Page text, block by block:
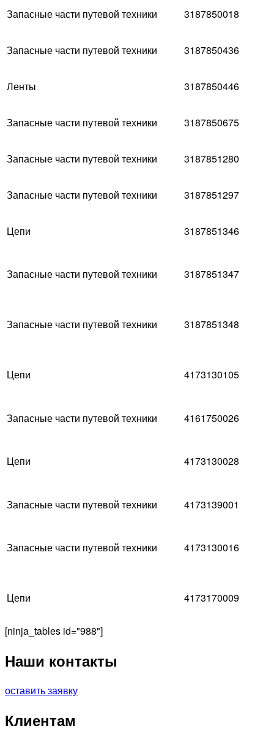
Запасные части путевой техники 3187850018
Запасные части путевой техники 3187850436
Ленты 3187850446
Запасные части путевой техники 3187850675
Запасные части путевой техники 3187851280
Запасные части путевой техники 3187851297
Цепи 3187851346
Запасные части путевой техники 3187851347
Запасные части путевой техники 3187851348
Цепи 4173130105
Запасные части путевой техники 4161750026
Цепи 4173130028
Запасные части путевой техники 4173139001
Запасные части путевой техники 4173130016
Цепи 4173170009
[ninja_tables id="988"]
Наши контакты
оставить заявку
Клиентам